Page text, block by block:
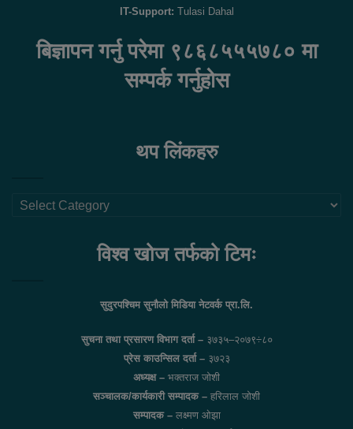
IT-Support: Tulasi Dahal
बिज्ञापन गर्नु परेमा ९८६८५५५७८० मा
सम्पर्क गर्नुहोस
थप लिंकहरु
थप
विश्व खोज तर्फको टिमः
सुदुरपश्चिम सुनौलो मिडिया नेटवर्क प्रा.लि.
सुचना तथा प्रसारण विभाग दर्ता – ३७३५–२०७९÷८०
प्रेस काउन्सिल दर्ता – ३७२३
अध्यक्ष – भक्तराज जोशी
सञ्चालक/कार्यकारी सम्पादक – हरिलाल जोशी
सम्पादक –लक्ष्मण ओझा